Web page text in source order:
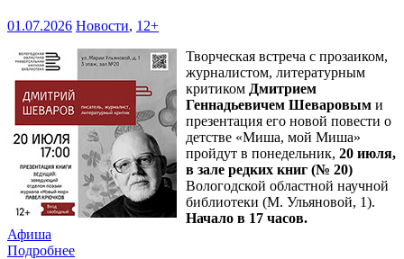
01.07.2026 Новости, 12+
Творческая встреча с прозаиком,
журналистом, литературным
критиком Дмитрием
Геннадьевичем Шеваровым и
презентация его новой повести о
детстве «Миша, мой Миша»
пройдут в понедельник, 20 июля,
в зале редких книг (№ 20)
Вологодской областной научной
библиотеки (М. Ульяновой, 1).
Начало в 17 часов.
Афиша
Подробнее